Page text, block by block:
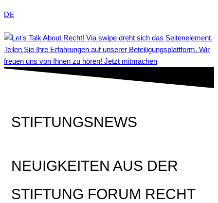
DE
Teilen Sie Ihre Erfahrungen auf unserer Beteiligungsplattform. Wir
freuen uns von Ihnen zu hören! Jetzt mitmachen
STIFTUNGSNEWS
NEUIGKEITEN AUS DER
STIFTUNG FORUM RECHT